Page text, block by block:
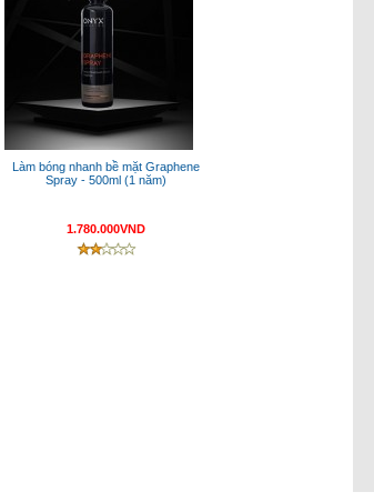
Làm bóng nhanh bề mặt Graphene
Spray - 500ml (1 năm)
1.780.000VND